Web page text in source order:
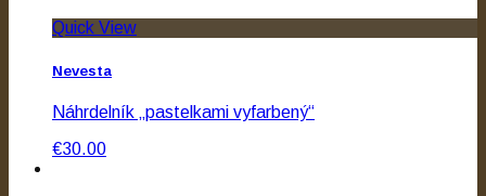
Quick View
Nevesta
Náhrdelník „pastelkami vyfarbený“
€30.00